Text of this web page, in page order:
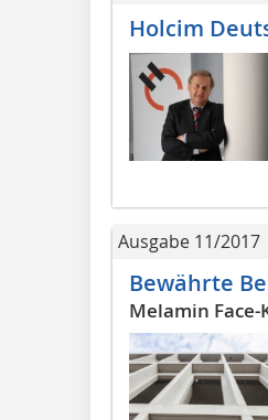
Holcim
Ausgabe 11/2017
Bewährte
Melamin